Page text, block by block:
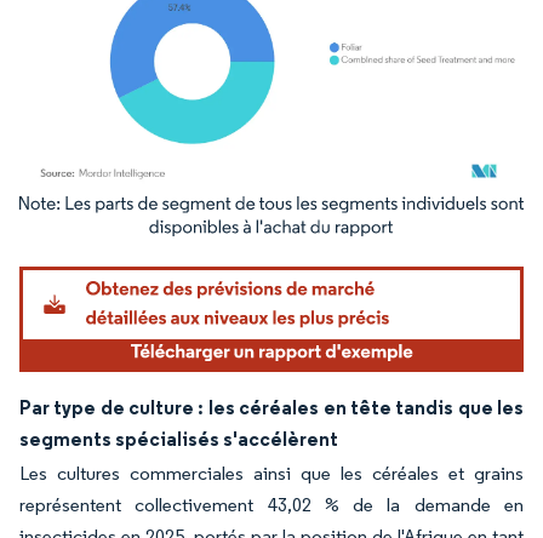
Image © Mordor Intelligence. La réutilisation nécessite une attribution sous CC BY
Par type de culture : les céréales en tête tandis que les
segments spécialisés s'accélèrent
Les cultures commerciales ainsi que les céréales et grains
représentent collectivement 43,02 % de la demande en